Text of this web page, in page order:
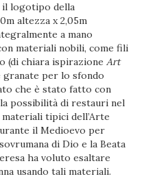
il logotipo della
altezza x 2,05m
a mano
materiali nobili, come fili
(di chiara ispirazioneArt
granate per lo sfondo
che è stato fatto con
possibilità di restauri nel
tipici dell’Arte
il Medioevo per
di Dio e la Beata
ha voluto esaltare
usando tali materiali.